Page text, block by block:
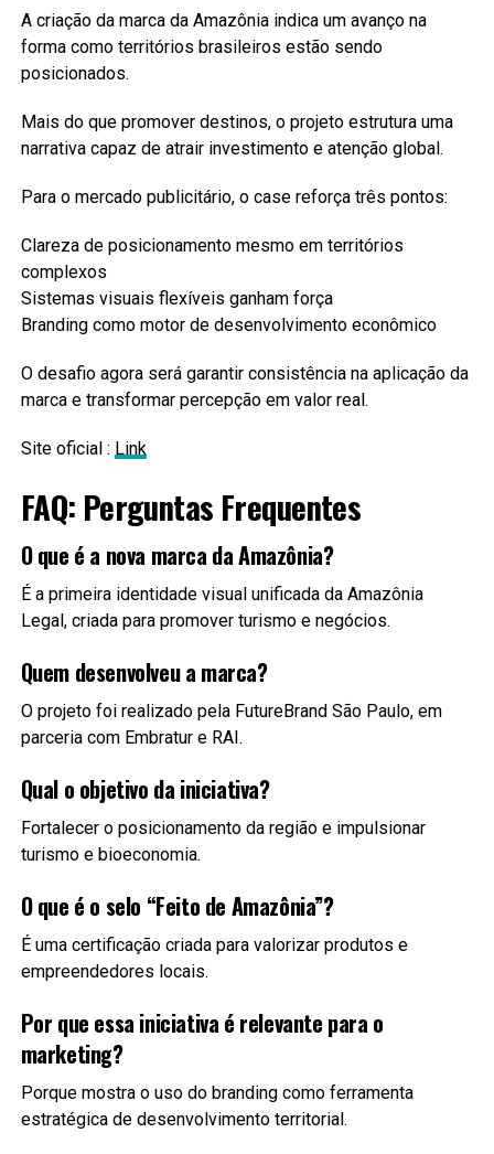
A criação da marca da Amazônia indica um avanço na
forma como territórios brasileiros estão sendo
posicionados.
Mais do que promover destinos, o projeto estrutura uma
narrativa capaz de atrair investimento e atenção global.
Para o mercado publicitário, o case reforça três pontos:
Clareza de posicionamento mesmo em territórios
complexos
Sistemas visuais flexíveis ganham força
Branding como motor de desenvolvimento econômico
O desafio agora será garantir consistência na aplicação da
marca e transformar percepção em valor real.
Site oficial : Link
FAQ: Perguntas Frequentes
O que é a nova marca da Amazônia?
É a primeira identidade visual unificada da Amazônia
Legal, criada para promover turismo e negócios.
Quem desenvolveu a marca?
O projeto foi realizado pela FutureBrand São Paulo, em
parceria com Embratur e RAI.
Qual o objetivo da iniciativa?
Fortalecer o posicionamento da região e impulsionar
turismo e bioeconomia.
O que é o selo “Feito de Amazônia”?
É uma certificação criada para valorizar produtos e
empreendedores locais.
Por que essa iniciativa é relevante para o
marketing?
Porque mostra o uso do branding como ferramenta
estratégica de desenvolvimento territorial.